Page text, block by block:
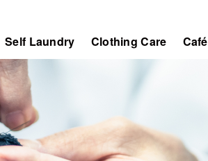
Self Laundry Clothing Care Café